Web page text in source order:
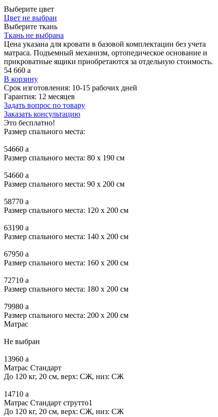
Выберите цвет
Цвет не выбран
Выберите ткань
Ткань не выбрана
Цена указана для кровати в базовой комплектации без учета
матраса. Подъемный механизм, ортопедическое основание и
прикроватные ящики приобретаются за отдельную стоимость.
54 660 a
В корзину
Срок изготовления: 10-15 рабочих дней
Гарантия: 12 месяцев
Задать вопрос по товару
Заказать консультацию
Это бесплатно!
Размер спального места:
54660 a
Размер спального места: 80 x 190 см
54660 a
Размер спального места: 90 x 200 см
58770 a
Размер спального места: 120 x 200 см
63190 a
Размер спального места: 140 x 200 см
67950 a
Размер спального места: 160 x 200 см
72710 a
Размер спального места: 180 x 200 см
79980 a
Размер спального места: 200 x 200 см
Матрас
Не выбран
13960 a
Матрас Стандарт
До 120 кг, 20 см, верх: СЖ, низ: СЖ
14710 a
Матрас Стандарт струтто1
До 120 кг, 20 см, верх: СЖ, низ: СЖ